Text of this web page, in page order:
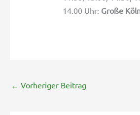
14.00 Uhr: Große
← Vorheriger Beitrag